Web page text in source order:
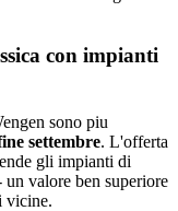
con impianti
sono piu
settembre. L'offerta
gli impianti di
valore ben superiore
vicine.